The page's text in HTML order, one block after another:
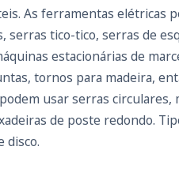
As ferramentas elétricas
tico-tico, serras de
estacionárias de
tornos para madeira,
usar serras circulares,
de poste redondo.
disco.